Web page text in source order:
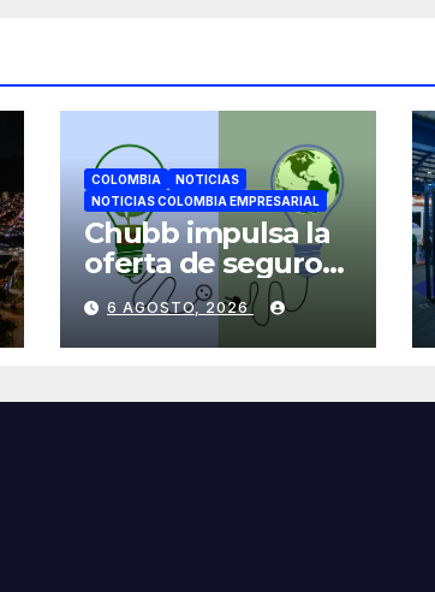
COLOMBIA
NOTICIAS
NOTICIAS COLOMBIA EMPRESARIAL
Chubb impulsa la
oferta de seguros
para el sector de
energías
renovables en
6 AGOSTO, 2026